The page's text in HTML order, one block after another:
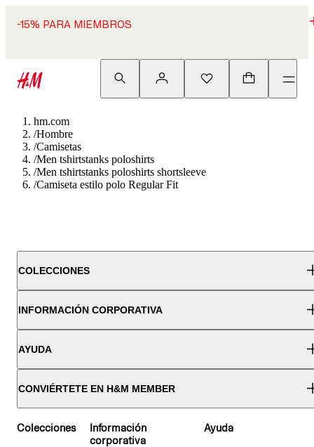
-15% PARA MIEMBROS
hm.com
/Hombre
/Camisetas
/Men tshirtstanks poloshirts
/Men tshirtstanks poloshirts shortsleeve
/Camiseta estilo polo Regular Fit
COLECCIONES
INFORMACIÓN CORPORATIVA
AYUDA
CONVIÉRTETE EN H&M MEMBER
Colecciones
Información
corporativa
Ayuda